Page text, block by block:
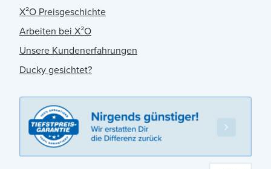
X²O Preisgeschichte
Arbeiten bei X²O
Unsere Kundenerfahrungen
Ducky gesichtet?